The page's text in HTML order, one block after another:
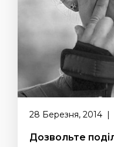
28 Березня, 2014
Дозвольте